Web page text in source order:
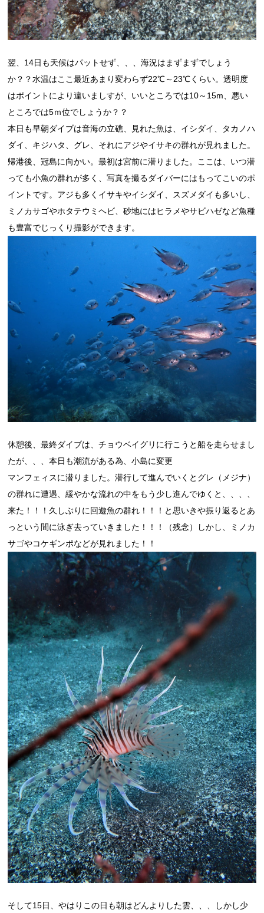
翌、14日も天候はパットせず、、、海況はまずまずでしょう
か？？水温はここ最近あまり変わらず22℃～23℃くらい。透明度
はポイントにより違いましすが、いいところでは10～15m、悪い
ところでは5ｍ位でしょうか？？
本日も早朝ダイブは音海の立礁、見れた魚は、イシダイ、タカノハ
ダイ、キジハタ、グレ、それにアジやイサキの群れが見れました。
帰港後、冠島に向かい。最初は宮前に潜りました。ここは、いつ潜
っても小魚の群れが多く、写真を撮るダイバーにはもってこいのポ
イントです。アジも多くイサキやイシダイ、スズメダイも多いし、
ミノカサゴやホタテウミヘビ、砂地にはヒラメやサビハゼなど魚種
も豊富でじっくり撮影ができます。
休憩後、最終ダイブは、チョウベイグリに行こうと船を走らせまし
たが、、、本日も潮流がある為、小島に変更
マンフェィスに潜りました。潜行して進んでいくとグレ（メジナ）
の群れに遭遇、緩やかな流れの中をもう少し進んでゆくと、、、、
来た！！！久しぶりに回遊魚の群れ！！！と思いきや振り返るとあ
っという間に泳ぎ去っていきました！！！（残念）しかし、ミノカ
サゴやコケギンポなどが見れました！！
そして15日、やはりこの日も朝はどんよりした雲、、、しかし少